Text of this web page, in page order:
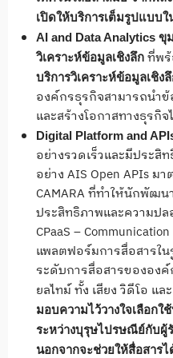
เปิดให้บริการเต็มรูปแบบใ
AI and Data Analytics
วิเคราะห์ข้อมูลเชิงลึก ที่พ
บริการวิเคราะห์ข้อมูลเชิง
องค์กรธุรกิจสามารถนำ
และสร้างโอกาสทางธุรกิ
Digital Platform and
อย่างรวดเร็วและมีประ
อย่าง AIS Open APIs ม
CAMARA ที่ทำให้นักพัฒ
ประสิทธิภาพและความป
CPaaS –
แพลตฟอร์มการสื่อสารใ
ระดับการสื่อสารขององค์
ยลไทม์ ทั้ง เสียง วิดีโอ แล
มอบความไว้วางใจเลือกใ
ระหว่างบุรุษไปรษณีย์กับผู้
นอกจากจะช่วยให้สื่อสาร